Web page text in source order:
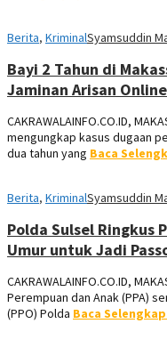
Berita, KriminalSyamsuddin
Bayi 2 Tahun di
Jaminan Arisan Online
CAKRAWALAINFO.CO.ID,
mengungkap kasus dugaan
dua tahun yang Baca
Berita, KriminalSyamsuddin
Polda Sulsel Ringkus
Umur untuk Jadi
CAKRAWALAINFO.CO.ID,
Perempuan dan Anak (PPA)
(PPO) Polda Baca